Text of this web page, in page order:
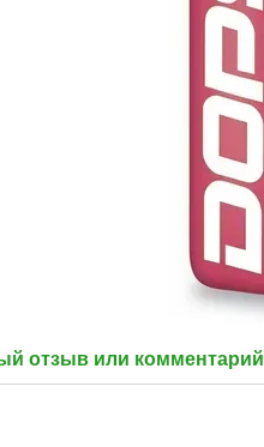
отзыв или комментарий